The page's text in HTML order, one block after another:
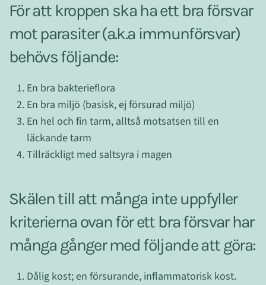
För att kroppen ska ha ett bra försvar
mot parasiter (a.k.a immunförsvar)
behövs följande:
En bra bakterieflora
En bra miljö (basisk, ej försurad miljö)
En hel och fin tarm, alltså motsatsen till en
läckande tarm
Tillräckligt med saltsyra i magen
Skälen till att många inte uppfyller
kriterierna ovan för ett bra försvar har
många gånger med följande att göra:
Dålig kost; en försurande, inflammatorisk kost.